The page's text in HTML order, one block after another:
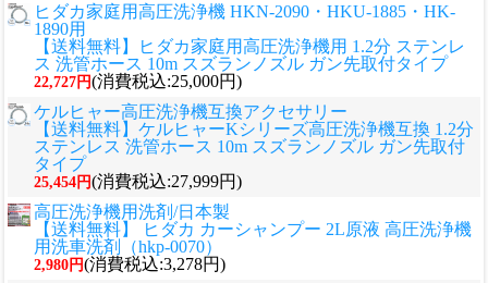
ヒダカ家庭用高圧洗浄機 HKN-2090・HKU-1885・HK-
1890用
【送料無料】ヒダカ家庭用高圧洗浄機用 1.2分 ステンレ
ス 洗管ホース 10m スズランノズル ガン先取付タイプ
22,727円(消費税込:25,000円)
ケルヒャー高圧洗浄機互換アクセサリー
【送料無料】ケルヒャーKシリーズ高圧洗浄機互換 1.2分
ステンレス 洗管ホース 10m スズランノズル ガン先取付
タイプ
25,454円(消費税込:27,999円)
高圧洗浄機用洗剤/日本製
【送料無料】 ヒダカ カーシャンプー 2L原液 高圧洗浄機
用洗車洗剤（hkp-0070）
2,980円(消費税込:3,278円)